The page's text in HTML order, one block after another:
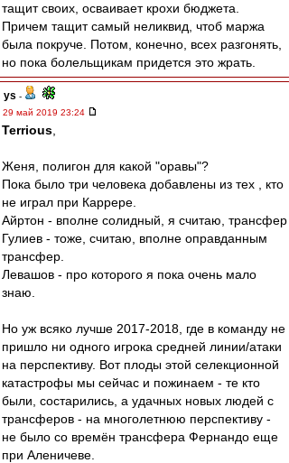
тащит своих, осваивает крохи бюджета.
Причем тащит самый неликвид, чтоб маржа
была покруче. Потом, конечно, всех разгонять,
но пока болельщикам придется это жрать.
ys -
29 май 2019 23:24
Terrious
Женя, полигон для какой "оравы"?
Пока было три человека добавлены из тех , кто
не играл при Каррере.
Айртон - вполне солидный, я считаю, трансфер
Гулиев - тоже, считаю, вполне оправданным
трансфер.
Левашов - про которого я пока очень мало
знаю.
Но уж всяко лучше 2017-2018, где в команду не
пришло ни одного игрока средней линии/атаки
на перспективу. Вот плоды этой селекционной
катастрофы мы сейчас и пожинаем - те кто
были, состарились, а удачных новых людей с
трансферов - на многолетнюю перспективу -
не было со времён трансфера Фернандо еще
при Аленичеве.